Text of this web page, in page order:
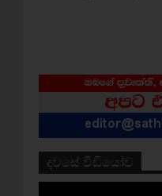
දවසේ වීඩියෝව